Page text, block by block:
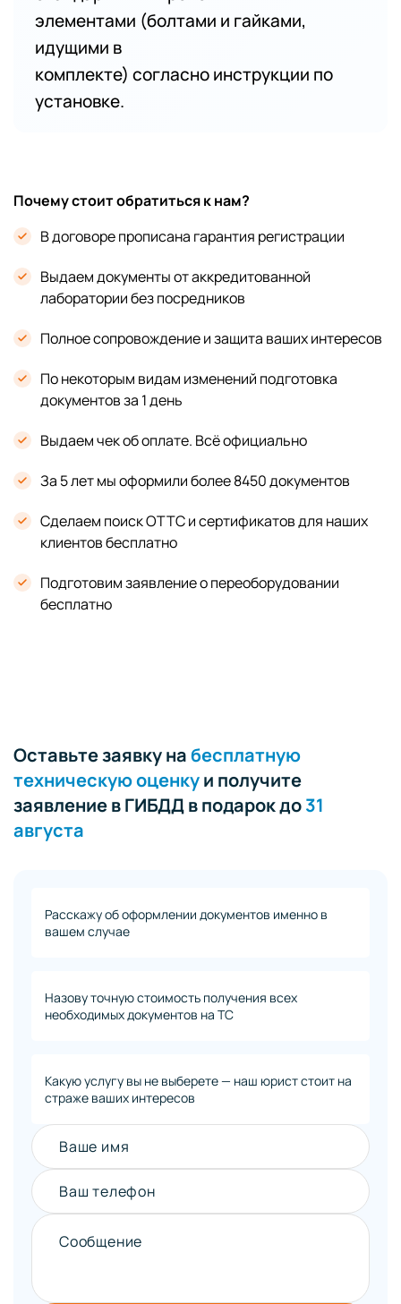
элементами (болтами и гайками,
идущими в
комплекте) согласно инструкции по
установке.
Почему стоит обратиться к нам?
В договоре прописана гарантия регистрации
Выдаем документы от аккредитованной
лаборатории без посредников
Полное сопровождение и защита ваших интересов
По некоторым видам изменений подготовка
документов за 1 день
Выдаем чек об оплате. Всё официально
За 5 лет мы оформили более 8450 документов
Сделаем поиск ОТТС и сертификатов для наших
клиентов бесплатно
Подготовим заявление о переоборудовании
бесплатно
Оставьте заявку набесплатную
техническую оценкуи получите
заявление в ГИБДД в подарок до31
августа
Расскажу об оформлении документов именно в
вашем случае
Назову точную стоимость получения всех
необходимых документов на ТС
Какую услугу вы не выберете — наш юрист стоит на
страже ваших интересов
Ваше имя
Ваш телефон
Сообщение